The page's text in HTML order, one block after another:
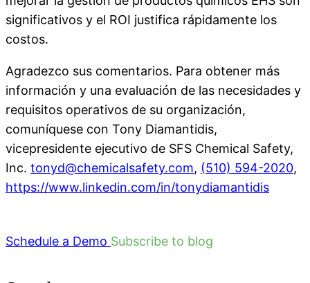
significativos y el ROI justifica rápidamente los
costos.
Agradezco sus comentarios. Para obtener más
información y una evaluación de las necesidades y
requisitos operativos de su organización,
comuníquese con Tony Diamantidis,
vicepresidente ejecutivo de SFS Chemical Safety,
Inc. tonyd@chemicalsafety.com, (510) 594-2020,
https://www.linkedin.com/in/tonydiamantidis
Schedule a Demo Subscribe to blog